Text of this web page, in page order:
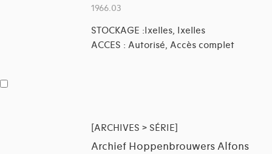
1966.03
STOCKAGE :Ixelles, Ixelles
ACCES : Autorisé, Accès complet
[ARCHIVES > SÉRIE]
Archief Hoppenbrouwers Alfons